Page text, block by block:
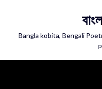
Bangla kobita, Bengali